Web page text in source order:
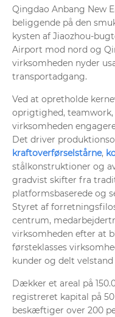
Qingdao Anbang New
beliggende på den
kysten af Jiaozhou-
Airport mod nord og
virksomheden nyder
transportadgang.
Ved at opretholde
oprigtighed, teamwork,
virksomheden
Det driver
kraftoverførselstårne,
stålkonstruktioner og
gradvist skifter fra
platformsbaserede og
Styret af
centrum,
virksomheden efter at
førsteklasses
kunder og delt
Dækker et areal på
registreret kapital på
beskæftiger over 200